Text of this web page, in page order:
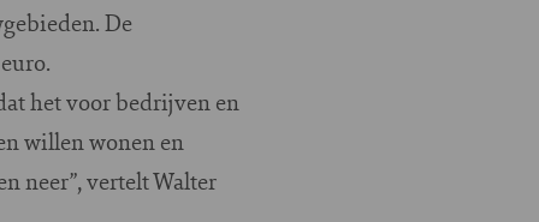
De
het voor bedrijven en
willen wonen en
neer”, vertelt Walter